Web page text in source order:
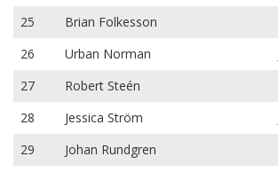
25
Brian Folkesson
26
Urban Norman
27
Robert Steén
28
Jessica Ström
29
Johan Rundgren